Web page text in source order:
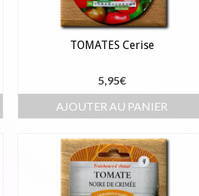
TOMATES Cerise
5,95€
AJOUTER AU PANIER